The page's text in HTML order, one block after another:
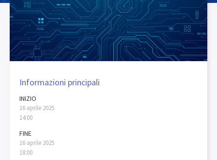
Informazioni principali
INIZIO
16 aprile 2025
14:00
FINE
16 aprile 2025
18:00